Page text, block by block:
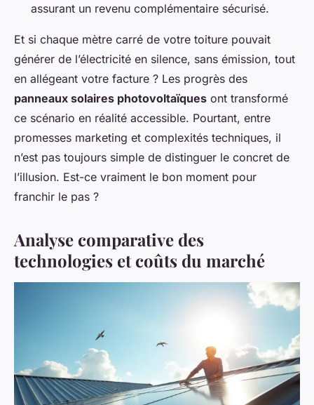
assurant un revenu complémentaire sécurisé.
Et si chaque mètre carré de votre toiture pouvait
générer de l’électricité en silence, sans émission, tout
en allégeant votre facture ? Les progrès des
panneaux solaires photovoltaïques ont transformé
ce scénario en réalité accessible. Pourtant, entre
promesses marketing et complexités techniques, il
n’est pas toujours simple de distinguer le concret de
l’illusion. Est-ce vraiment le bon moment pour
franchir le pas ?
Analyse comparative des
technologies et coûts du marché